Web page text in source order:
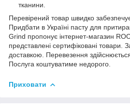
тканини.
Перевірений товар швидко
Придбати в Україні пасту для
Grind пропонує інтернет-магазин
представлені сертифіковані товари.
доставкою. Перевезення здійснюється
Послуга коштуватиме недорого.
Приховати